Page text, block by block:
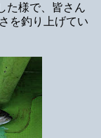
た様で、皆さん
を釣り上げてい